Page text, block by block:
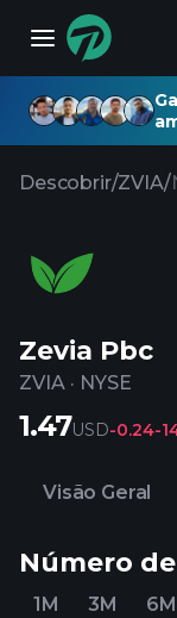
Descobrir/ZVIA/
Zevia Pbc
ZVIA · NYSE
1.47USD-0.24-
Visão Geral
Número
1M 3M 6M